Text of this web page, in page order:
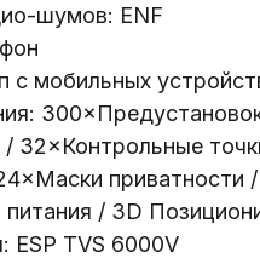
шумов: ENF
с мобильных
/ 32×Контрольные
приватности
/ 3D
ESP TVS 6000V